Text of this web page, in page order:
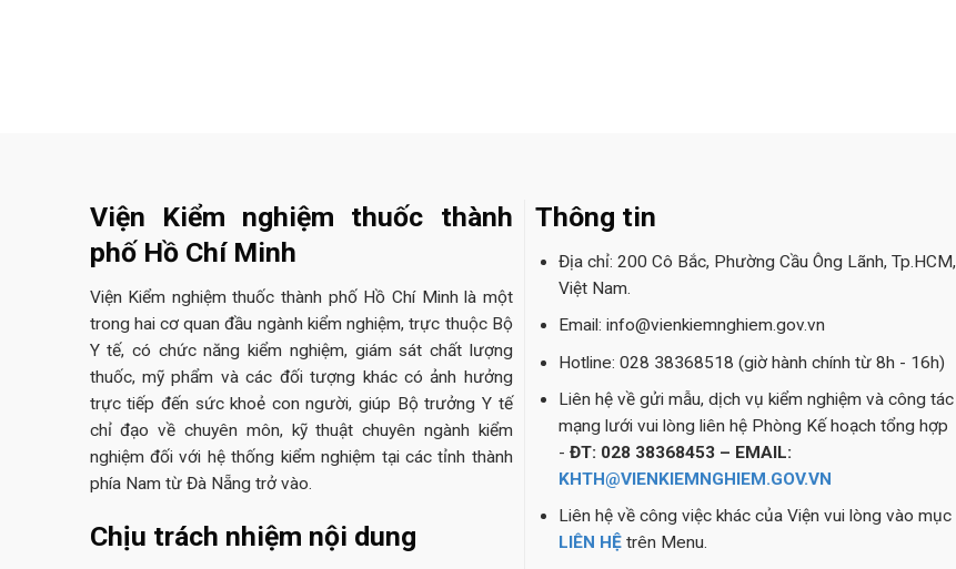
Viện Kiểm nghiệm thuốc thành
phố Hồ Chí Minh
Viện Kiểm nghiệm thuốc thành phố Hồ Chí Minh là một
trong hai cơ quan đầu ngành kiểm nghiệm, trực thuộc Bộ
Y tế, có chức năng kiểm nghiệm, giám sát chất lượng
thuốc, mỹ phẩm và các đối tượng khác có ảnh hưởng
trực tiếp đến sức khoẻ con người, giúp Bộ trưởng Y tế
chỉ đạo về chuyên môn, kỹ thuật chuyên ngành kiểm
nghiệm đối với hệ thống kiểm nghiệm tại các tỉnh thành
phía Nam từ Đà Nẵng trở vào.
Chịu trách nhiệm nội dung
Thông tin
Địa chỉ: 200 Cô Bắc, Phường Cầu Ông Lãnh, Tp.HCM,
Việt Nam.
Email: info@vienkiemnghiem.gov.vn
Hotline: 028 38368518 (giờ hành chính từ 8h - 16h)
Liên hệ về gửi mẫu, dịch vụ kiểm nghiệm và công tác
mạng lưới vui lòng liên hệ Phòng Kế hoạch tổng hợp
- ĐT: 028 38368453 – EMAIL:
KHTH@VIENKIEMNGHIEM.GOV.VN
Liên hệ về công việc khác của Viện vui lòng vào mục
LIÊN HỆtrên Menu.